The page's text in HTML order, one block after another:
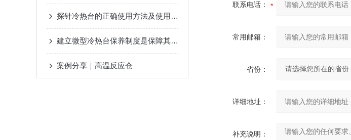
探针冷热台的正确使用方法及使用注意事项分享
建立微型冷热台保养制度是保障其长期稳定运行的关键
案例分享｜高温反应仓
联系电话：
常用邮箱：
省份：
详细地址：
补充说明：